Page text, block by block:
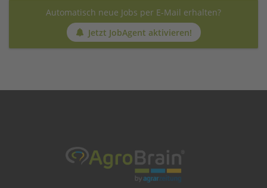
Automatisch neue Jobs per E-Mail erhalten?
Jetzt JobAgent aktivieren!